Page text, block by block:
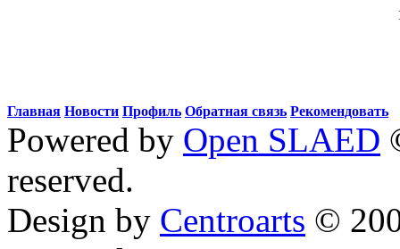
Главная Новости Профиль Обратная связь Рекомендовать
Powered by Open SLAED
reserved.
Design by Centroarts ©